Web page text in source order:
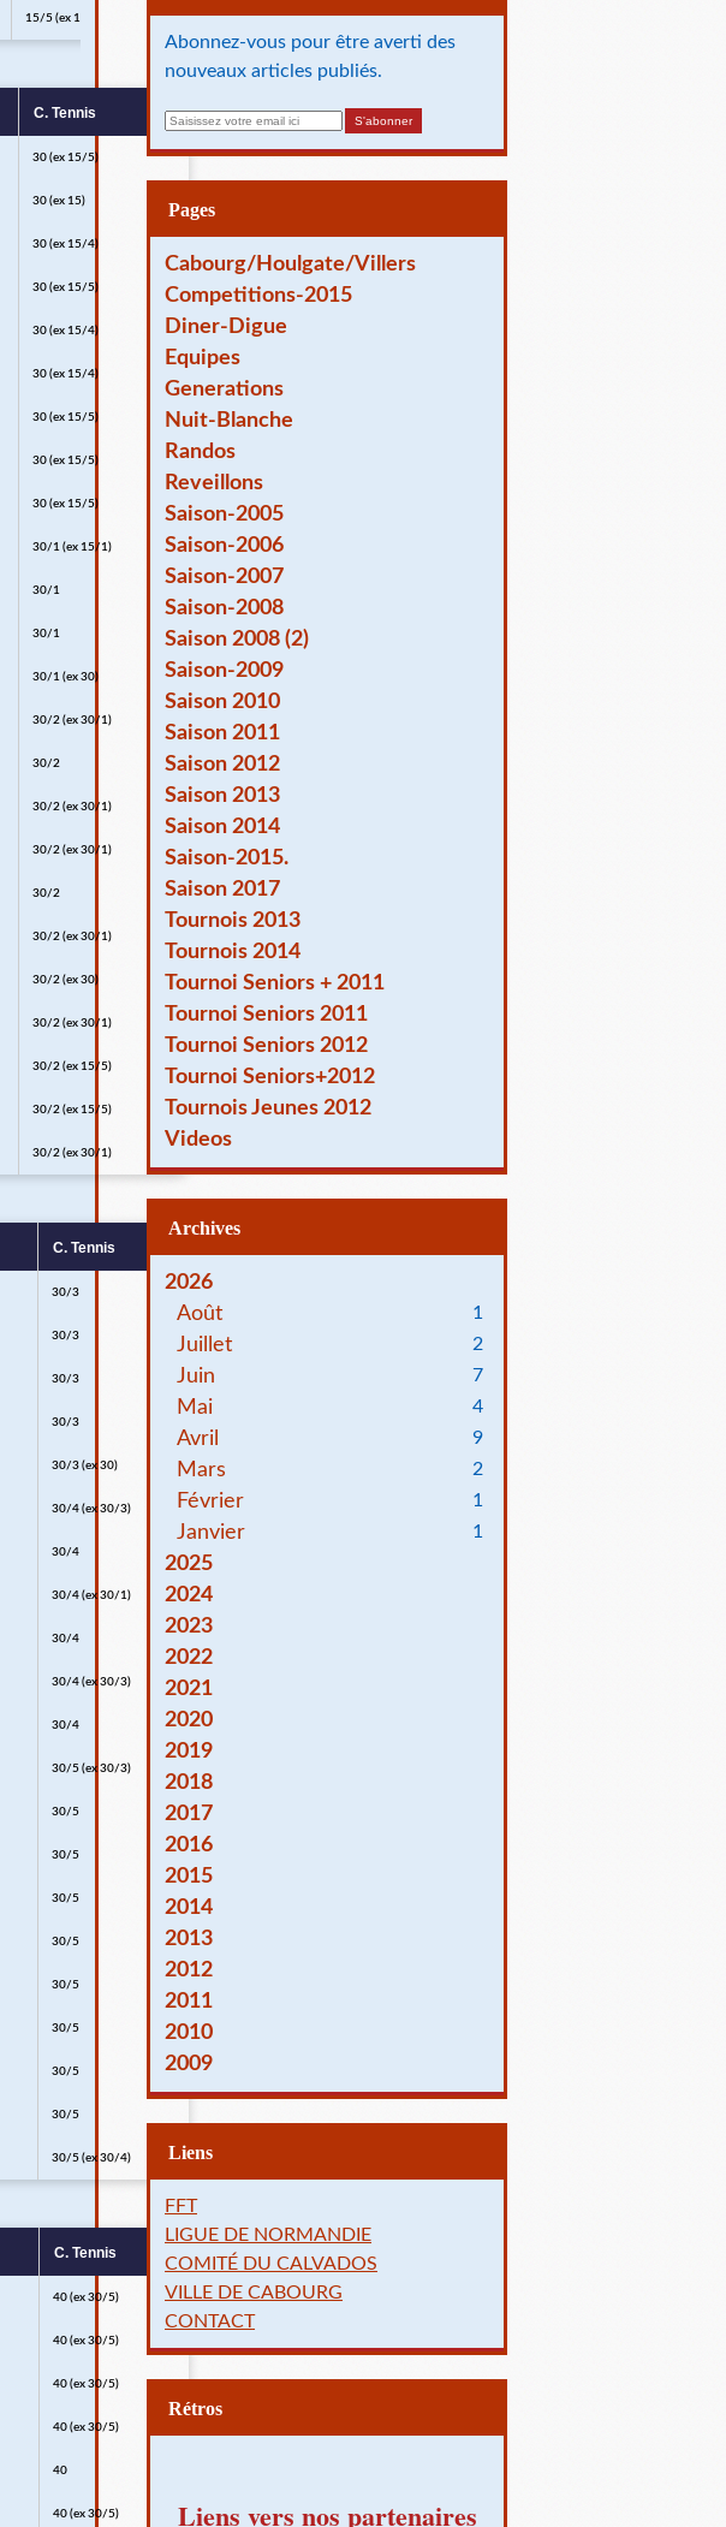
15/5 (ex 15/4)
C. Tennis
30 (ex 15/5)
30 (ex 15)
30 (ex 15/4)
30 (ex 15/5)
30 (ex 15/4)
30 (ex 15/4)
30 (ex 15/5)
30 (ex 15/5)
30 (ex 15/5)
30/1 (ex 15/1)
30/1
30/1
30/1 (ex 30)
30/2 (ex 30/1)
30/2
30/2 (ex 30/1)
30/2 (ex 30/1)
30/2
30/2 (ex 30/1)
30/2 (ex 30)
30/2 (ex 30/1)
30/2 (ex 15/5)
30/2 (ex 15/5)
30/2 (ex 30/1)
C. Tennis
30/3
30/3
30/3
30/3
30/3 (ex 30)
30/4 (ex 30/3)
30/4
30/4 (ex 30/1)
30/4
30/4 (ex 30/3)
30/4
30/5 (ex 30/3)
30/5
30/5
30/5
30/5
30/5
30/5
30/5
30/5
30/5 (ex 30/4)
C. Tennis
40 (ex 30/5)
40 (ex 30/5)
40 (ex 30/5)
40 (ex 30/5)
40
40 (ex 30/5)
Abonnez-vous pour être averti des
nouveaux articles publiés.
a
i
Pages
Cabourg/Houlgate/Villers
Competitions-2015
Diner-Digue
Equipes
Generations
Nuit-Blanche
Randos
Reveillons
Saison-2005
Saison-2006
Saison-2007
Saison-2008
Saison 2008 (2)
Saison-2009
Saison 2010
Saison 2011
Saison 2012
Saison 2013
Saison 2014
Saison-2015.
Saison 2017
Tournois 2013
Tournois 2014
Tournoi Seniors + 2011
Tournoi Seniors 2011
Tournoi Seniors 2012
Tournoi Seniors+2012
Tournois Jeunes 2012
Videos
Archives
2026
Août
1
Juillet 2
Juin 7
Mai 4
Avril 9
Mars 2
Février 1
Janvier 1
2025
2024
2023
2022
2021
2020
2019
2018
2017
2016
2015
2014
2013
2012
2011
2010
2009
Liens
FFT
LIGUE DE NORMANDIE
COMITÉ DU CALVADOS
VILLE DE CABOURG
CONTACT
Rétros
Liens vers nos partenaires